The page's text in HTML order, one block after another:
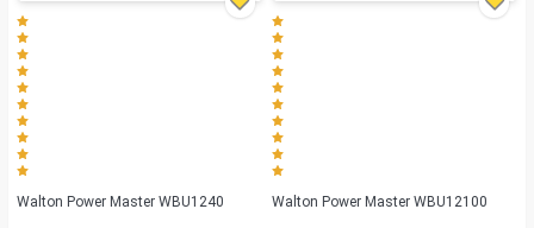
Walton Power Master WBU1240 Walton Power Master WBU12100